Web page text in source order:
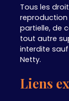
Tous les
reproduction
partielle, de
tout autre
interdite
Netty.
Liens